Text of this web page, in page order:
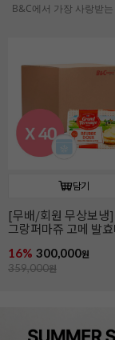
B&C에서 가장 사랑받
담기
[무배]앵커FP 락틱버
(454g*20개입/발효
26% 139,800원
189,000원